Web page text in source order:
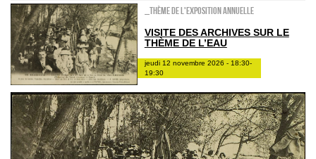
_Thème de l'exposition annuelle
VISITE DES ARCHIVES SUR LE
THÈME DE L’EAU
jeudi 12 novembre 2026 - 18:30-
19:30